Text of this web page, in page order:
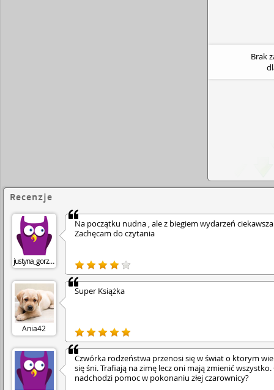
Brak
Recenzje
justyna_gorzkowska
Na początku nudna , ale z biegiem wydarzeń
Zachęcam do czytania
Ania42
Super Książka
Czwórka rodzeństwa przenosi się w świat o ktorym
się śni. Trafiają na zimę lecz oni mają zmienić wszystko.
nadchodzi pomoc w pokonaniu złej czarownicy?